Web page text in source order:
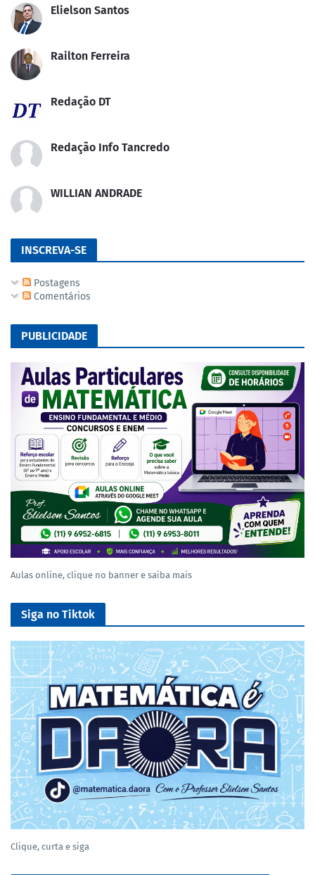
Elielson Santos
Railton Ferreira
Redação DT
Redação Info Tancredo
WILLIAN ANDRADE
INSCREVA-SE
Postagens
Comentários
PUBLICIDADE
Aulas online, clique no banner e saiba mais
Siga no Tiktok
Clique, curta e siga